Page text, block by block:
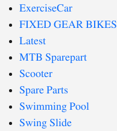
ExerciseCar
FIXED GEAR BIKES
Latest
MTB Sparepart
Scooter
Spare Parts
Swimming Pool
Swing Slide